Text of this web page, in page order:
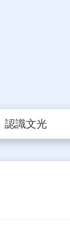
認識文光